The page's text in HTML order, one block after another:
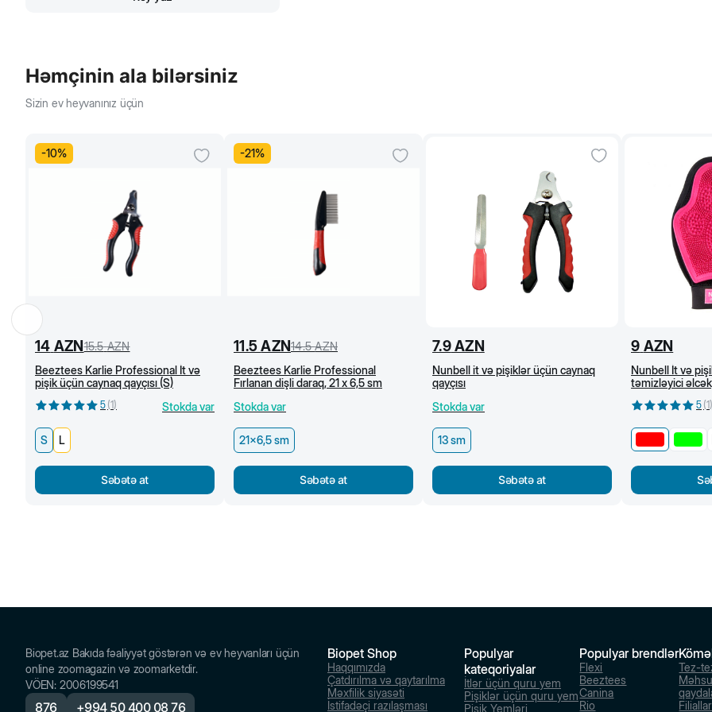
Həmçinin ala bilərsiniz
Sizin ev heyvanınız üçün
-10%
14 AZN15.5 AZN
Beeztees Karlie Professional İt və
pişik üçün caynaq qayçısı (S)
5 (1) Stokda var
S L
Səbətə at
-21%
11.5 AZN14.5 AZN
Beeztees Karlie Professional
Fırlanan dişli daraq, 21 x 6,5 sm
Stokda var
21x6,5 sm
Səbətə at
7.9 AZN
Nunbell it və pişiklər üçün caynaq
qayçısı
Stokda var
13 sm
Səbətə at
9 AZN
Nunbell İt və
təmizləyici əlcək,
5 (1)
Biopet.az Bakıda fəaliyyət göstərən və ev heyvanları üçün
online zoomagazin və zoomarketdir.
VÖEN: 2006199541
876 +994 50 400 08 76
Biopet Shop
Haqqımızda
Çatdırılma və qaytarılma
Məxfilik siyasəti
İstifadəçi razılaşması
Populyar
kateqoriyalar
İtlər üçün quru yem
Pişiklər üçün quru yem
Pişik Yemləri
Populyar brendlər
Flexi
Beeztees
Canina
Rio
Tez-
Filiallar